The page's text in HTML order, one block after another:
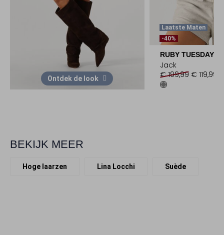
Ontdek de look
Laatste Maten
-40%
RUBY TUESDAY
Jack
€ 199,99 € 119,99
BEKIJK MEER
Hoge laarzen Lina Locchi Suède